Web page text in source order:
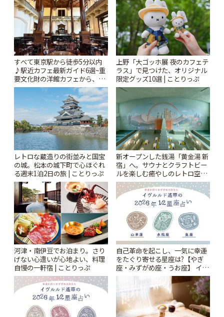
すべて東京駅から徒歩5分以内
♪駅近カフェ最新ガイド6選~重
要文化財の洋館カフェから、改
札すぐのレトロ喫茶まで~ | こと
上野「大ゴッホ展 夜のカフェテ
ラス」で見つけた、オリジナル
限定グッズ10選 | ことりっぷ
レトロな蔵造りの街並みと国宝
の城。松本の城下町で心ほぐれ
る週末1泊2日の旅 | ことりっぷ
新オープンした銭湯「黄金湯 新
宿」へ。サウナとクラフトビー
ルを楽しむ癒やしのレトロ空間
| ことりっぷ
河津・南伊豆でお泊まり。さり
げない心遣いが心地よい、料理
自慢の一軒宿 | ことりっぷ
自己革命を起こし、一気に幸運
をたぐり寄せる星座は?【やぎ
座・みずがめ座・うお座】 イヴ
ルルド遙華2026年 夏の運勢
~Summer~ | ことりっぷ